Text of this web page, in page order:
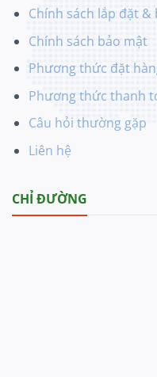
Chính sách lắp đặt &
Chính sách bảo mật
Phương thức đặt
Phương thức thanh
Câu hỏi thường gặp
Liên hệ
CHỈ ĐƯỜNG